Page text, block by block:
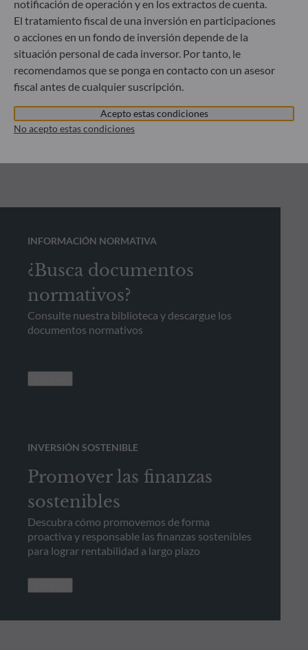
INFORMACIÓN NORMATIVA
¿Busca documentos
normativos?
Consulte nuestra biblioteca y descargue los
documentos normativos
INVERSIÓN SOSTENIBLE
Promover las finanzas
sostenibles
Descubra cómo promovemos de forma
proactiva y responsable las finanzas sostenibles
para lograr rentabilidad a largo plazo
notificación de operación y en los extractos de cuenta.
El tratamiento fiscal de una inversión en participaciones
o acciones en un fondo de inversión depende de la
situación personal de cada inversor. Por tanto, le
recomendamos que se ponga en contacto con un asesor
fiscal antes de cualquier suscripción.
Acepto estas condiciones
No acepto estas condiciones